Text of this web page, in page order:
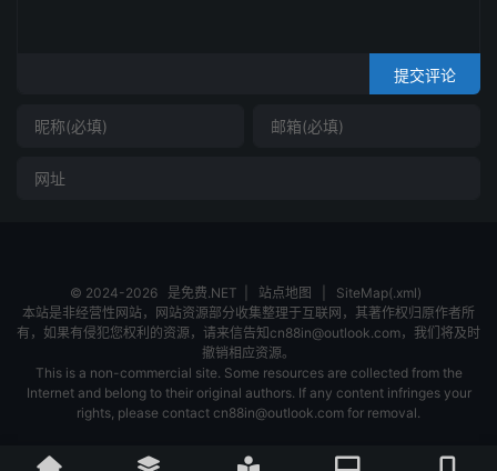
提交评论
© 2024-2026 是免费.NET 站点地图
SiteMap(.xml)
本站是非经营性网站，网站资源部分收集整理于互联网，其著作权归原作者所
有，如果有侵犯您权利的资源，请来信告知cn88in@outlook.com，我们将及时
撤销相应资源。
This is a non-commercial site. Some resources are collected from the
Internet and belong to their original authors. If any content infringes your
rights, please contact cn88in@outlook.com for removal.